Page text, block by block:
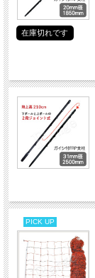
在庫切れです
PICK UP